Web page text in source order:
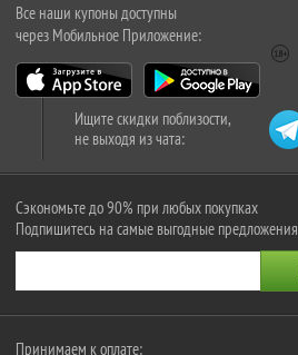
Все наши купоны доступны
через Мобильное Приложение:
Ищите скидки поблизости,
не выходя из чата:
Сэкономьте до 90% при любых покупках
Подпишитесь на самые выгодные предложения
Принимаем к оплате: